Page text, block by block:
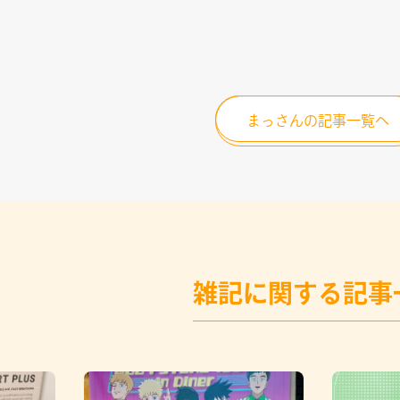
まっさんの記事一覧へ
雑記に関する記事